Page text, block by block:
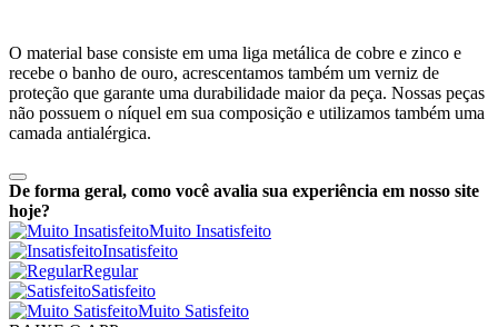
O material base consiste em uma liga metálica de cobre e zinco e
recebe o banho de ouro, acrescentamos também um verniz de
proteção que garante uma durabilidade maior da peça. Nossas peças
não possuem o níquel em sua composição e utilizamos também uma
camada antialérgica.
De forma geral, como você avalia sua experiência em nosso site
hoje?
Muito Insatisfeito
Insatisfeito
Regular
Satisfeito
Muito Satisfeito